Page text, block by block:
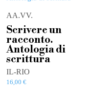
AA.VV.
Scrivere un
racconto.
Antologia di
scrittura
IL-RIO
16,00€